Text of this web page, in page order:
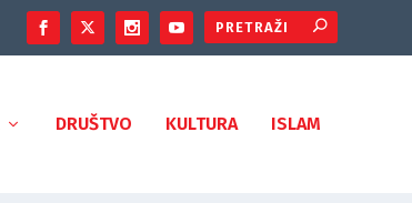
DRUŠTVO KULTURA ISLAM